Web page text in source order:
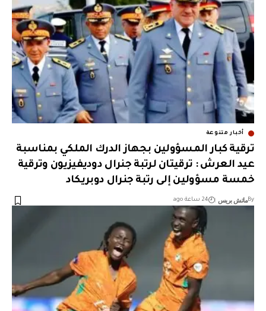
أخبار متنوعة
ترقية كبار المسؤولين بجهاز الدرك الملكي بمناسبة
عيد العرش : ترقيتان لرتبة جنرال دوديفيزيون وترقية
خمسة مسؤولين إلى رتبة جنرال دوبريكاد
Byماتش بريس 24 ساعة ago